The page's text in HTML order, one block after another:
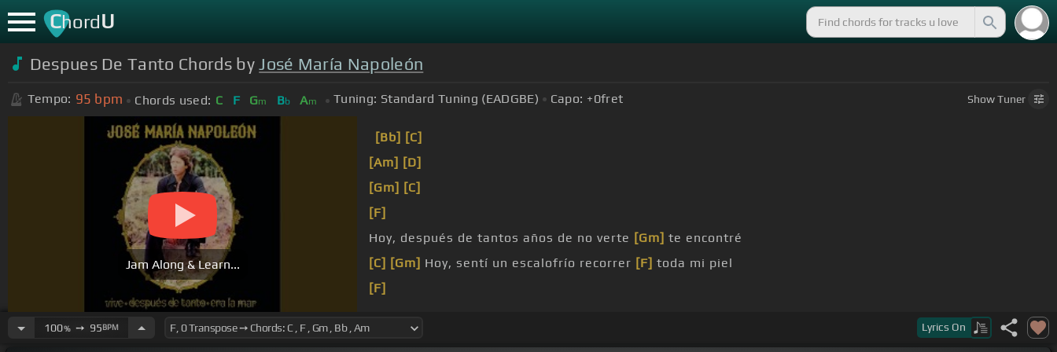
ChordU
Despues De Tanto Chords byJosé María Napoleón
Tempo: 95 bpm Chords used: C F Gm Bb Am Tuning: Standard Tuning (EADGBE) Capo: +0fret ShowTuner
Jam Along & Learn...
[Bb] [C]
[Am] [D]
[Gm] [C]
[F]
Hoy, después de tantos años de no verte [Gm] te encontré
[C] [Gm] Hoy, sentí un escalofrío recorrer [F] toda mi piel
[F]
100%➙ 95BPM Lyrics On